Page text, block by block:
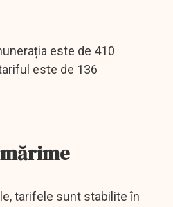
este de 410
este de 136
tarifele sunt stabilite în